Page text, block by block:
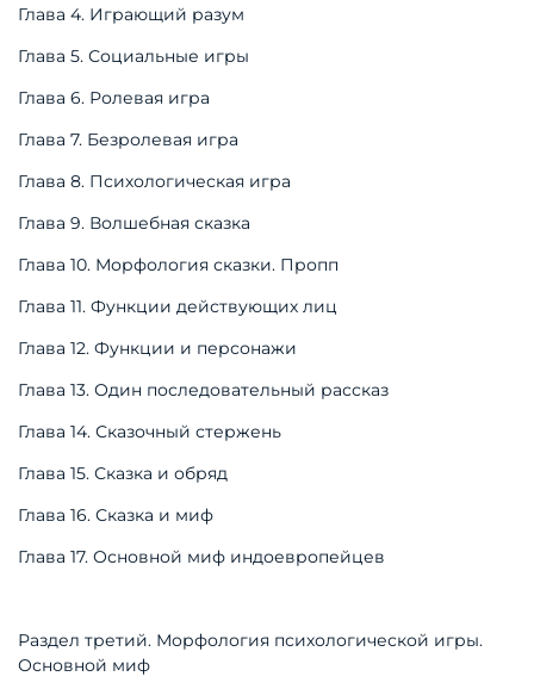
Глава 4. Играющий разум
Глава 5. Социальные игры
Глава 6. Ролевая игра
Глава 7. Безролевая игра
Глава 8. Психологическая игра
Глава 9. Волшебная сказка
Глава 10. Морфология сказки. Пропп
Глава 11. Функции действующих лиц
Глава 12. Функции и персонажи
Глава 13. Один последовательный рассказ
Глава 14. Сказочный стержень
Глава 15. Сказка и обряд
Глава 16. Сказка и миф
Глава 17. Основной миф индоевропейцев
Раздел третий. Морфология психологической игры.
Основной миф